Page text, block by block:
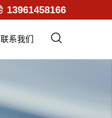
13961458166
联系我们